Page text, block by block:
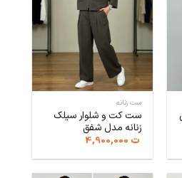
ست زنانه
ست کت و شلوار سیلک
زنانه مدل شفق
ت4,900,000